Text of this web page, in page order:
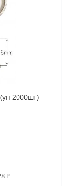
2000шт)
₽